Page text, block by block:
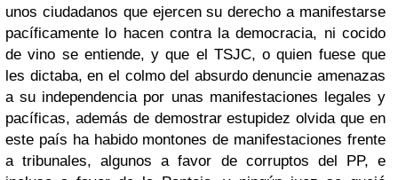
unos ciudadanos que ejercen su derecho a manifestarse
pacíficamente lo hacen contra la democracia, ni cocido
de vino se entiende, y que el TSJC, o quien fuese que
les dictaba, en el colmo del absurdo denuncie amenazas
a su independencia por unas manifestaciones legales y
pacíficas, además de demostrar estupidez olvida que en
este país ha habido montones de manifestaciones frente
a tribunales, algunos a favor de corruptos del PP, e